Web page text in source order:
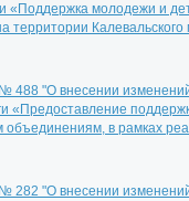
«Поддержка молодежи и
территории
488 "О внесении
«Предоставление
в рамках
282 "О внесении